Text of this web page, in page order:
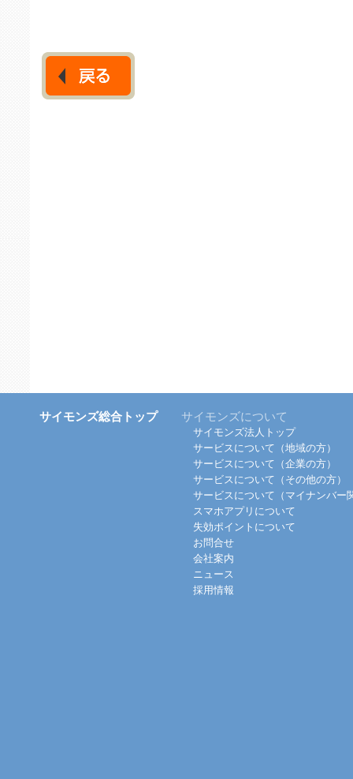
サイモンズ総合トップ サイモンズについて
サイモンズ法人トップ
サービスについて（地域の方）
サービスについて（企業の方）
サービスについて（その他の方）
サービスについて（マイナンバー
スマホアプリについて
失効ポイントについて
お問合せ
会社案内
ニュース
採用情報